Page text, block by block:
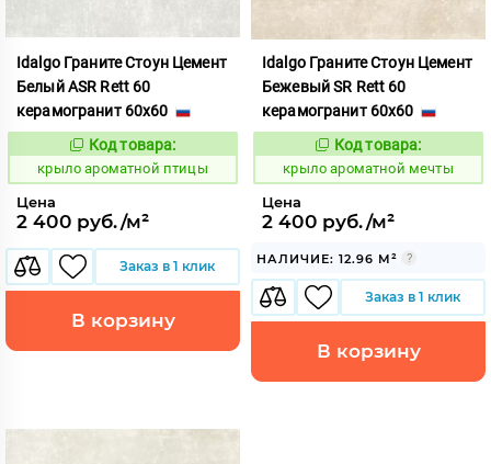
Idalgo Граните Стоун Цемент
Белый ASR Rett 60
керамогранит 60x60
828448
Код товара:
крыло ароматной птицы
Цена
2 400 руб./м²
Заказ в 1 клик
В корзину
Idalgo Граните Стоун Цемент
Бежевый SR Rett 60
керамогранит 60x60
828426
Код товара:
крыло ароматной мечты
Цена
2 400 руб./м²
НАЛИЧИЕ: 12.96 М²
Заказ в 1 клик
В корзину